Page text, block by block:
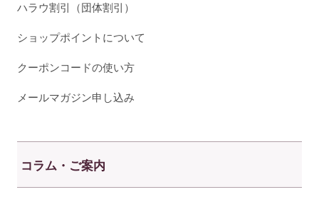
ハラウ割引（団体割引）
ショップポイントについて
クーポンコードの使い方
メールマガジン申し込み
コラム・ご案内